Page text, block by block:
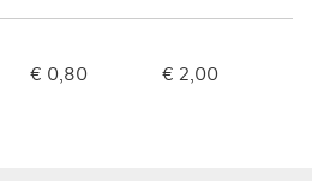
€ 0,80 € 2,00